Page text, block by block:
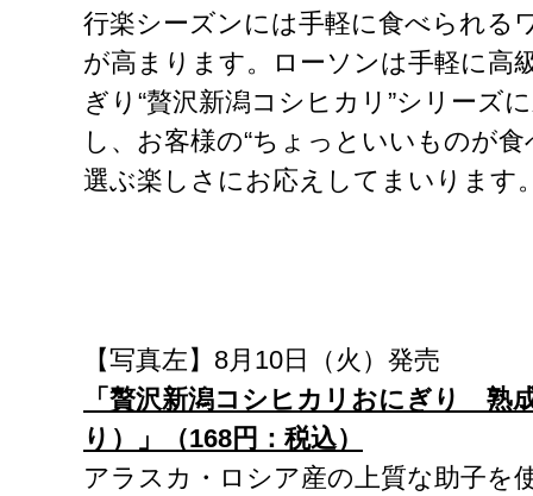
行楽シーズンには手軽に食べられる
が高まります。ローソンは手軽に高
ぎり“贅沢新潟コシヒカリ”シリーズ
し、お客様の“ちょっといいものが
選ぶ楽しさにお応えしてまいりま
【写真左】8月10日（火）発売
「贅沢新潟コシヒカリおにぎり 熟
り）」（168円：税込）
アラスカ・ロシア産の上質な助子を